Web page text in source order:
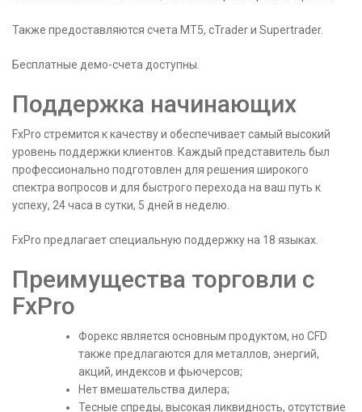
Также предоставляются счета MT5, cTrader и Supertrader.
Бесплатные демо-счета доступны.
Поддержка начинающих
FxPro стремится к качеству и обеспечивает самый высокий
уровень поддержки клиентов. Каждый представитель был
профессионально подготовлен для решения широкого
спектра вопросов и для быстрого перехода на ваш путь к
успеху, 24 часа в сутки, 5 дней в неделю.
FxPro предлагает специальную поддержку на 18 языках.
Преимущества торговли с
FxPro
Форекс является основным продуктом, но CFD
также предлагаются для металлов, энергий,
акций, индексов и фьючерсов;
Нет вмешательства дилера;
Тесные спреды, высокая ликвидность, отсутствие